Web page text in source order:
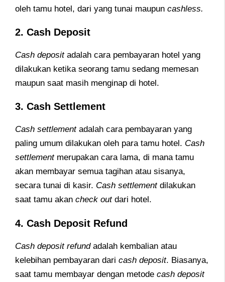
oleh tamu hotel, dari yang tunai maupun cashless.
2. Cash Deposit
Cash depositadalah cara pembayaran hotel yang
dilakukan ketika seorang tamu sedang memesan
maupun saat masih menginap di hotel.
3. Cash Settlement
Cash settlementadalah cara pembayaran yang
paling umum dilakukan oleh para tamu hotel. Cash
settlementmerupakan cara lama, di mana tamu
akan membayar semua tagihan atau sisanya,
secara tunai di kasir. Cash settlement dilakukan
saat tamu akan check outdari hotel.
4. Cash Deposit Refund
Cash deposit refundadalah kembalian atau
kelebihan pembayaran dari cash deposit. Biasanya,
saat tamu membayar dengan metode cash deposit